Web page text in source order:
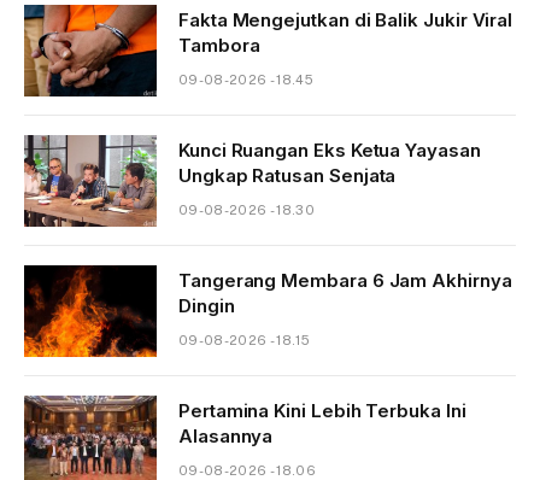
Fakta Mengejutkan di Balik Jukir Viral
Tambora
09-08-2026 - 18.45
Kunci Ruangan Eks Ketua Yayasan
Ungkap Ratusan Senjata
09-08-2026 - 18.30
Tangerang Membara 6 Jam Akhirnya
Dingin
09-08-2026 - 18.15
Pertamina Kini Lebih Terbuka Ini
Alasannya
09-08-2026 - 18.06